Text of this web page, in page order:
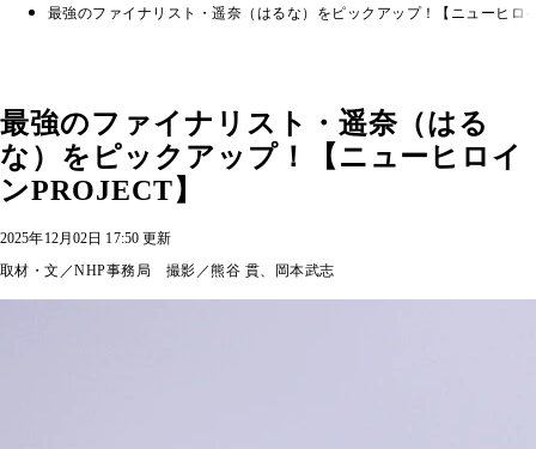
最強のファイナリスト・遥奈（はるな）をピックアップ！【ニューヒロ
最強のファイナリスト・遥奈（はる
な）をピックアップ！【ニューヒロイ
ンPROJECT】
2025年12月02日 17:50 更新
取材・文／NHP事務局 撮影／熊谷 貫、岡本武志